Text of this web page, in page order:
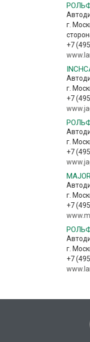
РОЛЬФ
г.
+7
г.
+7
РОЛЬФ
г.
+7
г.
+7
РОЛЬФ
г.
+7